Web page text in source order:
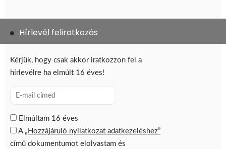
Hírlevél feliratkozás